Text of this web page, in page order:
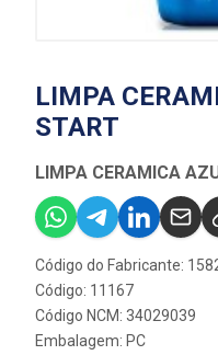
LIMPA
START
LIMPA CERAMICA
Código do Fabricante:
Código: 11167
Código NCM: 34029039
Embalagem: PC